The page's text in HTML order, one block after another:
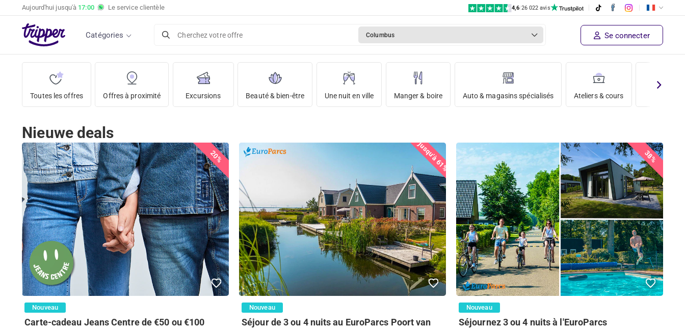
Aujourd'hui jusqu'à 17:00 Le service clientèle 4,6|26 022 avis
Catégories Cherchez votre offre Columbus Se connecter
Toutes les offres Offres à proximité Excursions Beauté & bien-être Une nuit en ville Manger & boire Auto & magasins spécialisés Ateliers & cours
Nieuwe deals
20%
Nouveau
Carte-cadeau Jeans Centre de €50 ou €100
jusqu'à 61%
Nouveau
Séjour de 3 ou 4 nuits au EuroParcs Poort van
38%
Nouveau
Séjournez 3 ou 4 nuits à l'EuroParcs